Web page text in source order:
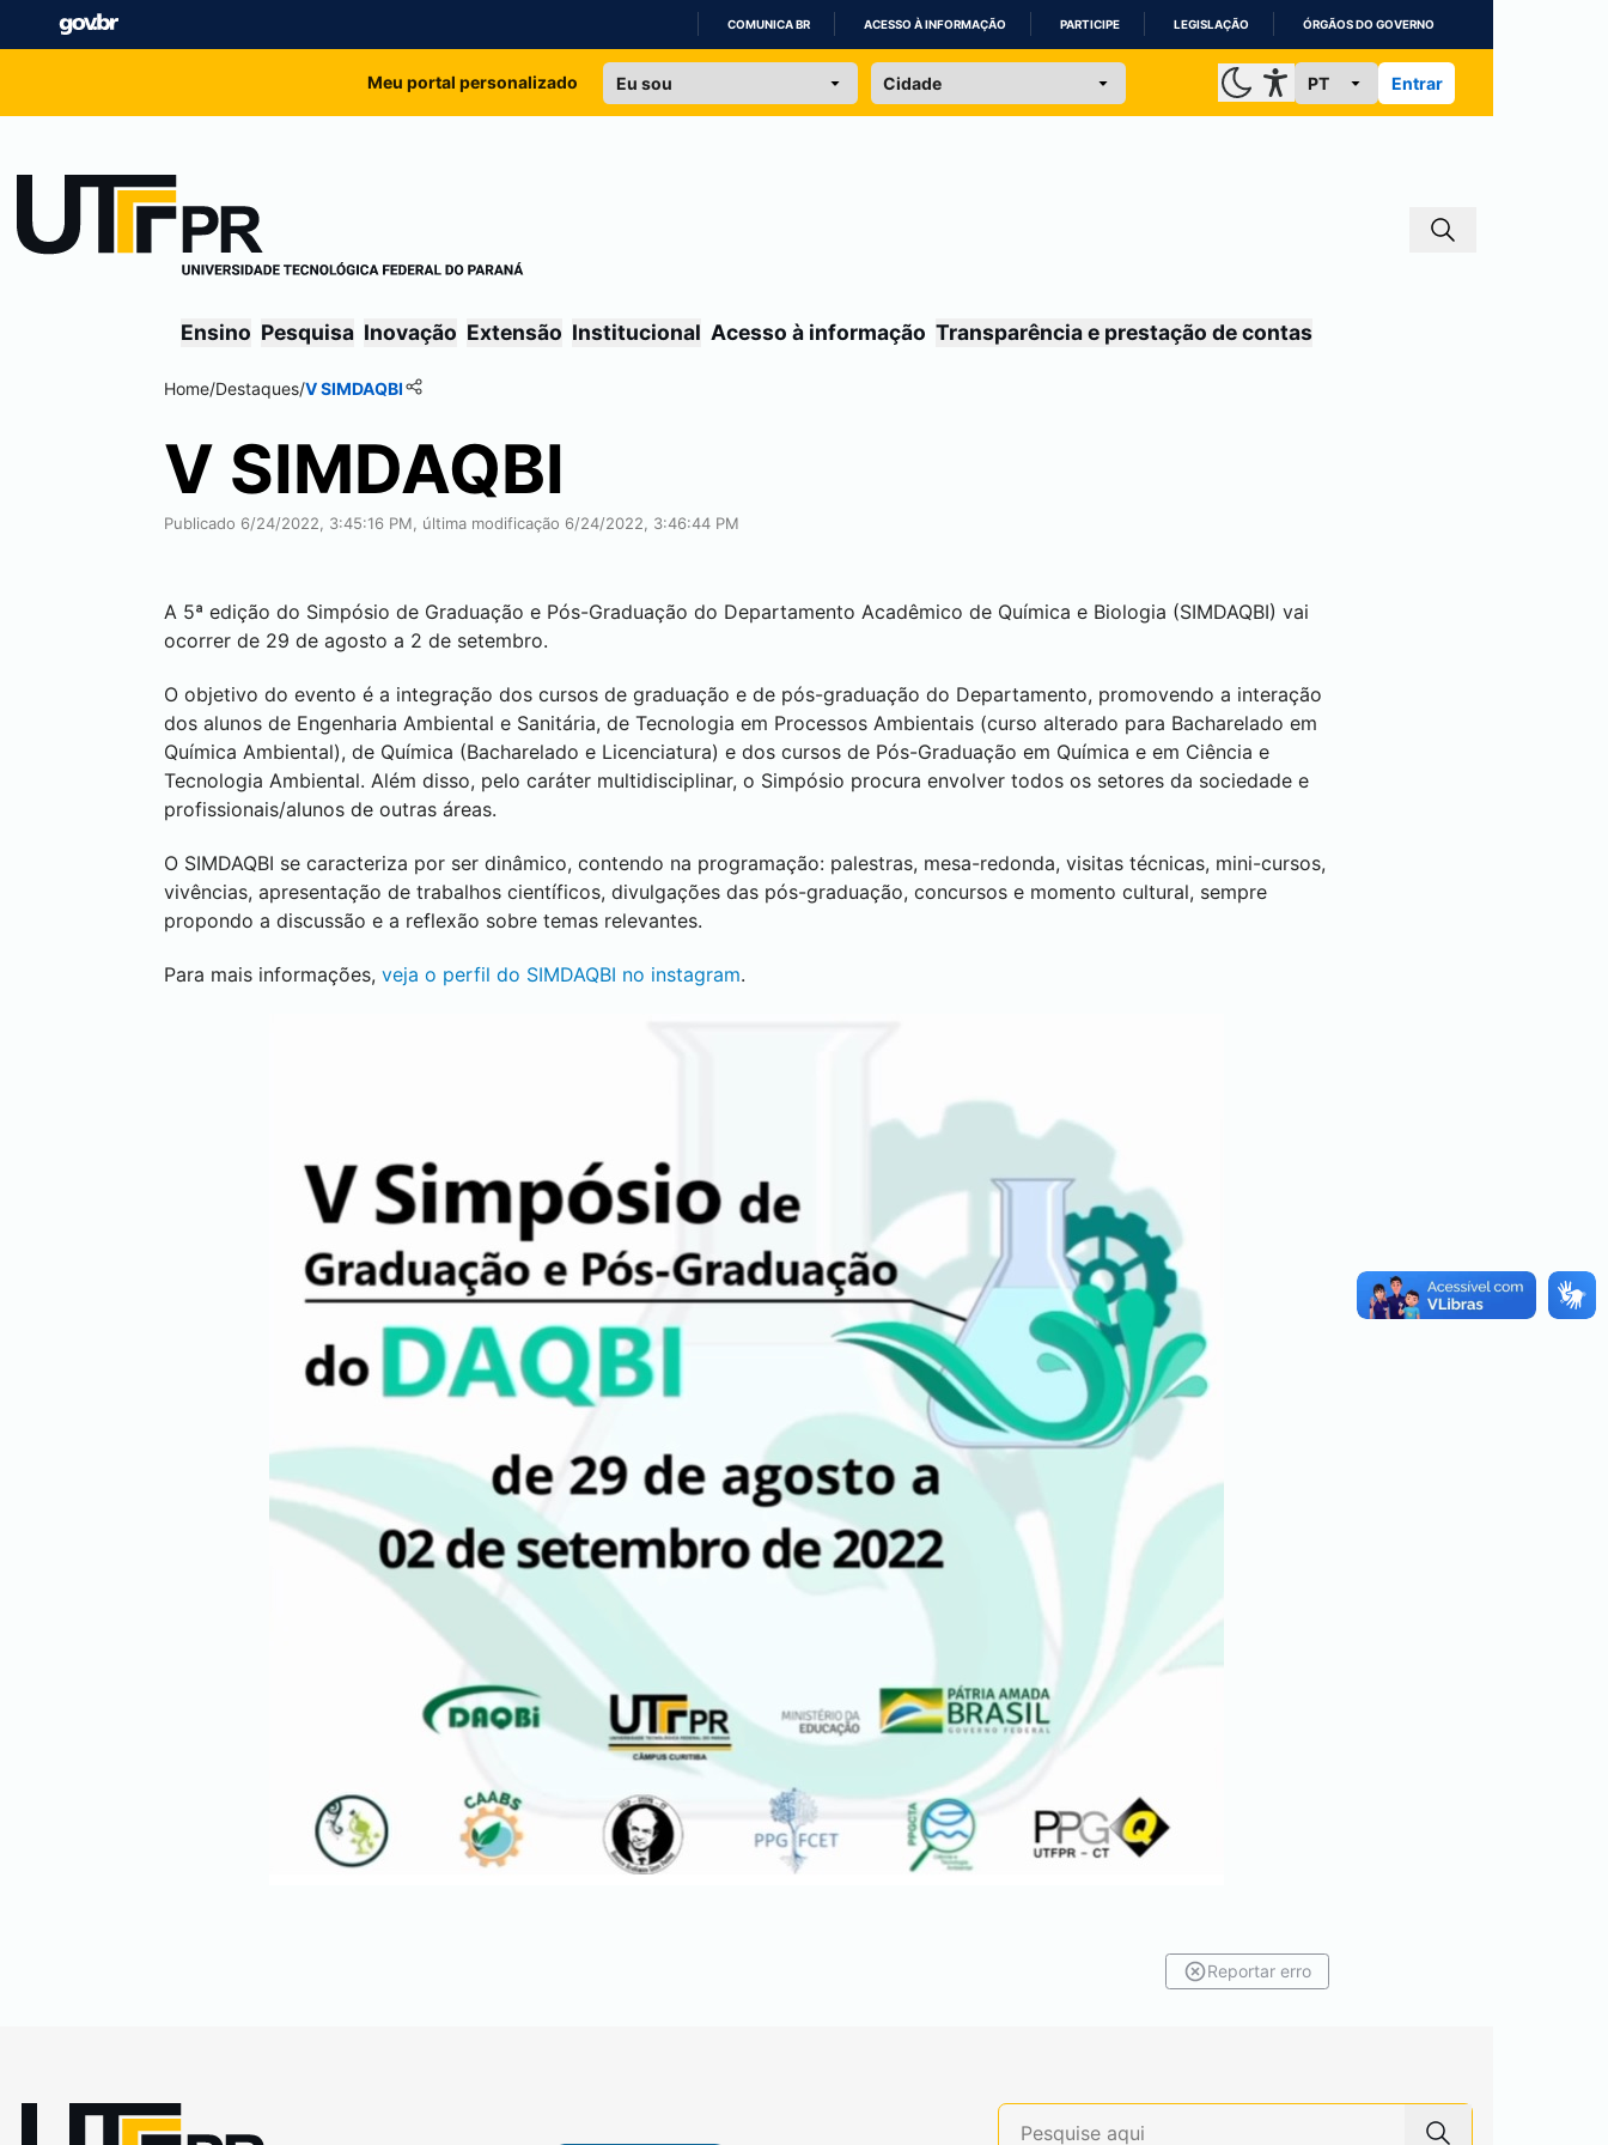
IR
COMUNICA BR ACESSO À INFORMAÇÃO PARTICIPE LEGISLAÇÃO ÓRGÃOS DO GOVERNO
Meu portal personalizado Entrar
Ensino Pesquisa Inovação Extensão Institucional Acesso à informação Transparência e prestação de contas
Home/Destaques/V SIMDAQBI
V SIMDAQBI
Publicado 6/24/2022, 3:45:16 PM, última modificação 6/24/2022, 3:46:44 PM
A 5ª edição do Simpósio de Graduação e Pós-Graduação do Departamento Acadêmico de Química e Biologia (SIMDAQBI) vai
ocorrer de 29 de agosto a 2 de setembro.
O objetivo do evento é a integração dos cursos de graduação e de pós-graduação do Departamento, promovendo a interação
dos alunos de Engenharia Ambiental e Sanitária, de Tecnologia em Processos Ambientais (curso alterado para Bacharelado em
Química Ambiental), de Química (Bacharelado e Licenciatura) e dos cursos de Pós-Graduação em Química e em Ciência e
Tecnologia Ambiental. Além disso, pelo caráter multidisciplinar, o Simpósio procura envolver todos os setores da sociedade e
profissionais/alunos de outras áreas.
O SIMDAQBI se caracteriza por ser dinâmico, contendo na programação: palestras, mesa-redonda, visitas técnicas, mini-cursos,
vivências, apresentação de trabalhos científicos, divulgações das pós-graduação, concursos e momento cultural, sempre
propondo a discussão e a reflexão sobre temas relevantes.
Para mais informações, veja o perfil do SIMDAQBI no instagram.
Reportar erro